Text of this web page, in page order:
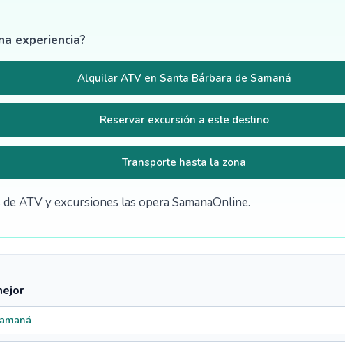
experiencia?
Alquilar ATV en Santa Bárbara de Samaná
Reservar excursión a este destino
Transporte hasta la zona
ATV y excursiones las opera SamanaOnline.